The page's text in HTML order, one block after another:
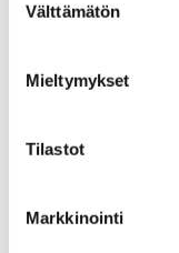
valinta
Välttämätön
Mieltymykset
Tilastot
Markkinointi
On mahdollista,
tehokkaampi ja
järjestelmässä
taloudellisesti
etuuksien vuoksi.